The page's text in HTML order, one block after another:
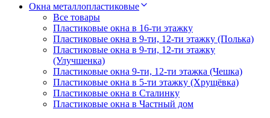
Окна металлопластиковые
Все товары
Пластиковые окна в 16-ти этажку
Пластиковые окна в 9-ти, 12-ти этажку (Полька)
Пластиковые окна в 9-ти, 12-ти этажку
(Улучшенка)
Пластиковые окна 9-ти, 12-ти этажка (Чешка)
Пластиковые окна в 5-ти этажку (Хрущёвка)
Пластиковые окна в Сталинку
Пластиковые окна в Частный дом